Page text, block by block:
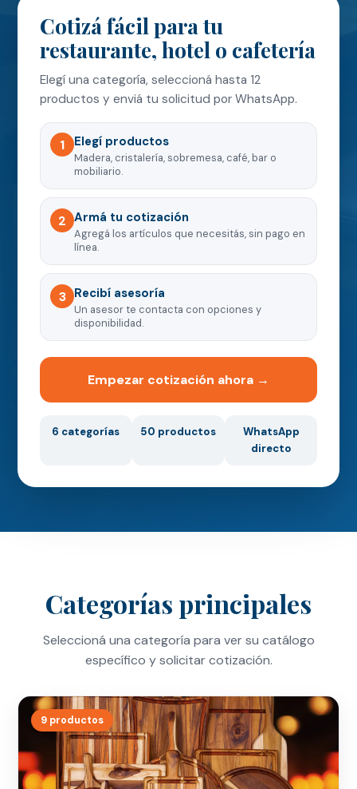
Cotizá fácil para tu
restaurante, hotel o cafetería
Elegí una categoría, seleccioná hasta 12
productos y enviá tu solicitud por WhatsApp.
1 Elegí productos
Madera, cristalería, sobremesa, café, bar o
mobiliario.
2 Armá tu cotización
Agregá los artículos que necesitás, sin pago en
línea.
3 Recibí asesoría
Un asesor te contacta con opciones y
disponibilidad.
Empezar cotización ahora →
6 categorías 50 productos
WhatsApp
directo
Categorías principales
Seleccioná una categoría para ver su catálogo
específico y solicitar cotización.
9 productos